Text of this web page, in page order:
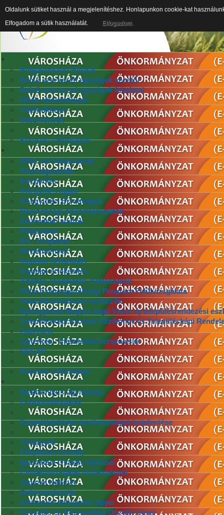
Polgármesteri Hivatal
Belső szervezeti egységek vezetői
Belső szervezeti egységek feladatai
Hírek, közlemények
Telefonkönyv
Intézmények
Keresés a Honlapon
2024. évi Választások
Tisztségviselők
Közgyűlés
Közgyűlés tagjai
Közgyűlési Bizottságok
Nemzetiségi önkormányzatok
Közérdekű adatok
Pályázatok
EU - Projektek
Hirdetmények
Ingatlan bérbeadás
Ingatlan értékesítés
Adattár, rendeletek, határozatok
Helyi Esélyegyenlőségi Program Felülvizsgálata
Településrendezési eszközök
Nyíregyháza Megyei Jogú Város új településrendezési
Településképi Arculati Kézikönyv és Településképi
Zajtérkép
Zajtérkép - Intézkedési tervjavaslat
SECAP
Keresés a Honlapon
Elektronikus ügyintézés
E-időpontfoglalás
Engedélyköteles tevékenységek bejelentése
Aódügyek
Főépítészi Osztály
Igazgatási Osztály eljárásai
Címfelülvizsgálat hirdetményei
Jegyzői Kabinet
Dokumentumtár
Közterület-felügyelet ügyei
Szociális és Köznevelési Osztály ügyei
Oldalunk sütiket használ a megjelenítéshez. Honlapunkon cookie-kat
Elfogadom a sütik használatát.
Elfogadom.